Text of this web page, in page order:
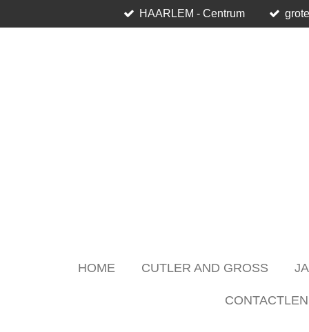
to
HAARLEM - Centrum
HOME CUTLER AND GROSS